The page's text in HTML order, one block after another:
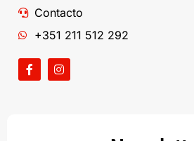
Contacto
+351 211 512 292